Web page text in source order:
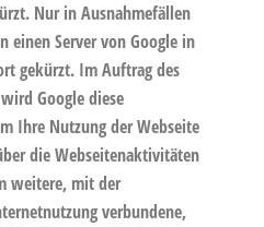
Nur in Ausnahmefällen
einen Server von Google in
gekürzt. Im Auftrag des
Google diese
Ihre Nutzung der Webseite
die Webseitenaktivitäten
weitere, mit der
verbundene,